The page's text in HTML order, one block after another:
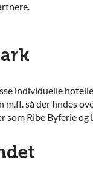
individuelle
m.fl. så der findes
som Ribe Byferie og